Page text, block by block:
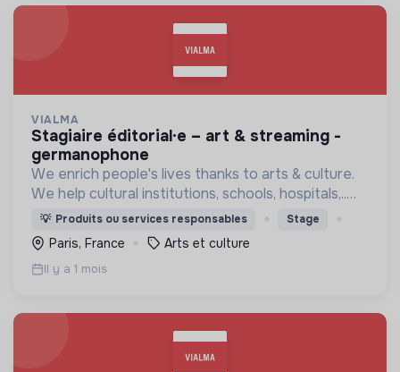
VIALMA
stagiaire éditorial·e – art & streaming -
germanophone
We enrich people's lives thanks to arts & culture.
We help cultural institutions, schools, hospitals,..
improve their audiences' well-being with curated
programmes available through streaming.
💡 Produits ou services responsables Stage
Paris, France Arts et culture
Il y a 1 mois